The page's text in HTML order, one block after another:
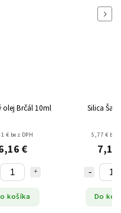
olej Brčál 10ml
€ bez DPH
€
košíka
Silica
5,77 € bez
7,10
Do
Next